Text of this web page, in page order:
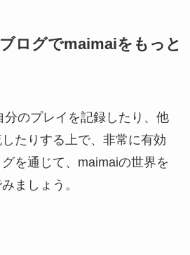
ログでmaimaiをもっと
分のプレイを記録したり、他
たりする上で、非常に有効
を通じて、maimaiの世界を
ましょう。